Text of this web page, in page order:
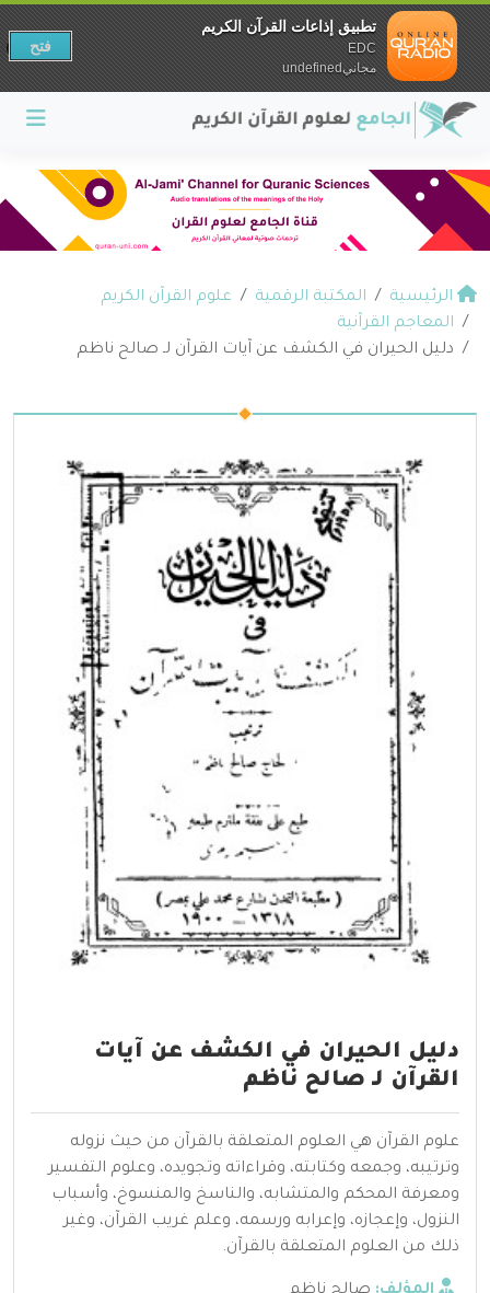
الرئيسية المكتبة الرقمية
علوم القرآن الكريم
المعاجم القرآنية
دليل الحيران في الكشف عن آيات القرآن لـ صالح ناظم
دليل الحيران في الكشف عن آيات
القرآن لـ صالح ناظم
علوم القرآن هي العلوم المتعلقة بالقرآن من حيث نزوله
وترتيبه، وجمعه وكتابته، وقراءاته وتجويده، وعلوم التفسير
ومعرفة المحكم والمتشابه، والناسخ والمنسوخ، وأسباب
النزول، وإعجازه، وإعرابه ورسمه، وعلم غريب القرآن، وغير
ذلك من العلوم المتعلقة بالقرآن.
تطبيق إذاعات القرآن الكريم
EDC
مجانيundefined
فتح